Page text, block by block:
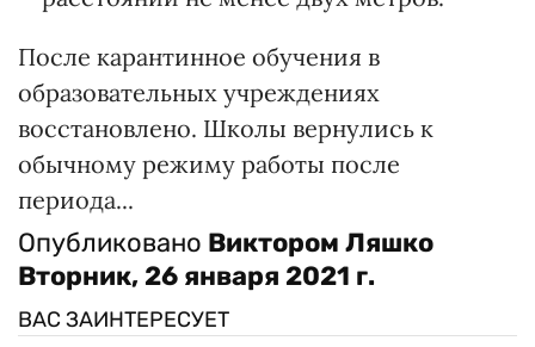
После карантинное обучения в
образовательных учреждениях
восстановлено. Школы вернулись к
обычному режиму работы после
периода...
Опубликовано Виктором Ляшко
Вторник, 26 января 2021 г.
ВАС ЗАИНТЕРЕСУЕТ